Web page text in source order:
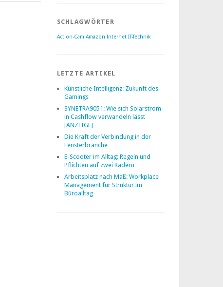
SCHLAGWÖRTER
Action-Cam Amazon Internet IT-Technik
LETZTE ARTIKEL
Künstliche Intelligenz: Zukunft des
Gamings
SYNETRA9051: Wie sich Solarstrom
in Cashflow verwandeln lässt
[ANZEIGE]
Die Kraft der Verbindung in der
Fensterbranche
E-Scooter im Alltag: Regeln und
Pflichten auf zwei Rädern
Arbeitsplatz nach Maß: Workplace
Management für Struktur im
Büroalltag